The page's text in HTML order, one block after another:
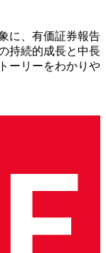
に、有価証券報告
持続的成長と中長
ーリーをわかりや